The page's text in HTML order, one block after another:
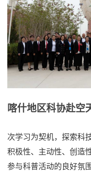
喀什地区科协赴空
次学习为契机，探索科
积极性、主动性、创造
参与科普活动的良好氛